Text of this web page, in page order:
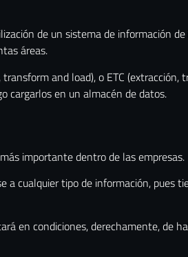
de un sistema de información
áreas.
and load), o ETC
cargarlos en un almacén de datos.
importante dentro de las empresas.
a cualquier tipo de información, pues
en condiciones, derechamente, de